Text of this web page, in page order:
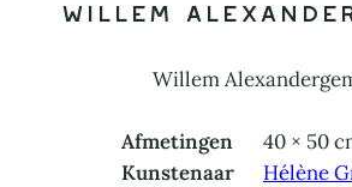
Willem
Willem
Afmetingen
40 × 50
Kunstenaar
Hélène